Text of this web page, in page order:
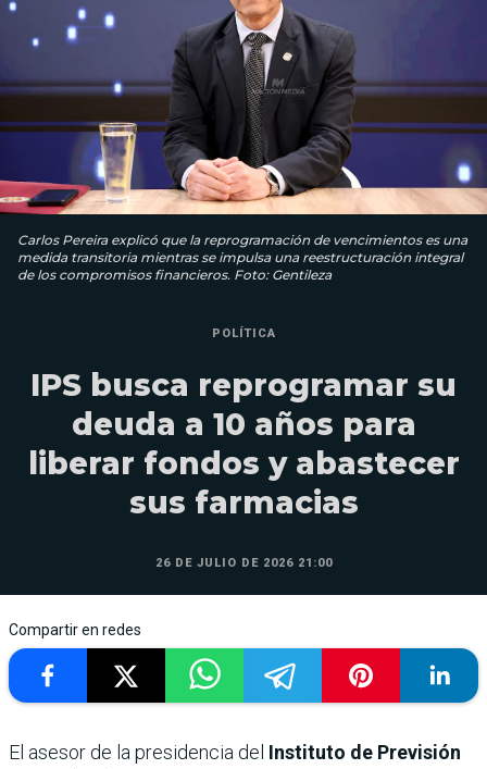
Carlos Pereira explicó que la reprogramación de vencimientos es una
medida transitoria mientras se impulsa una reestructuración integral
de los compromisos financieros. Foto: Gentileza
POLÍTICA
IPS busca reprogramar su
deuda a 10 años para
liberar fondos y abastecer
sus farmacias
26 DE JULIO DE 2026 21:00
Compartir en redes
El asesor de la presidencia del Instituto de Previsión